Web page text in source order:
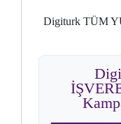
Digiturk TÜM